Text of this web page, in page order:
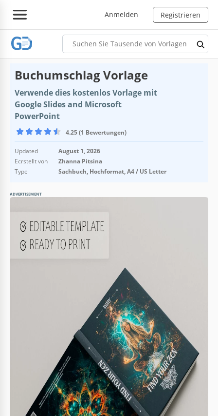
Anmelden Registrieren
Buchumschlag Vorlage
Verwende dies kostenlos Vorlage mit
Google Slides and Microsoft
PowerPoint
4.25 (1 Bewertungen)
Updated
August 1, 2026
Ecrstellt von
Zhanna Pitsina
Type
Sachbuch, Hochformat, A4 / US Letter
ADVERTISEMENT